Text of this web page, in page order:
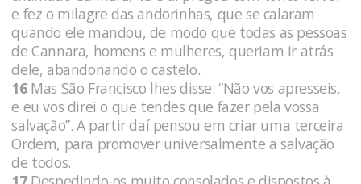
e fez o milagre das andorinhas, que se calaram
quando ele mandou, de modo que todas as pessoas
de Cannara, homens e mulheres, queriam ir atrás
dele, abandonando o castelo.
16 Mas São Francisco lhes disse: “Não vos apresseis,
e eu vos direi o que tendes que fazer pela vossa
salvação”. A partir daí pensou em criar uma terceira
Ordem, para promover universalmente a salvação
de todos.